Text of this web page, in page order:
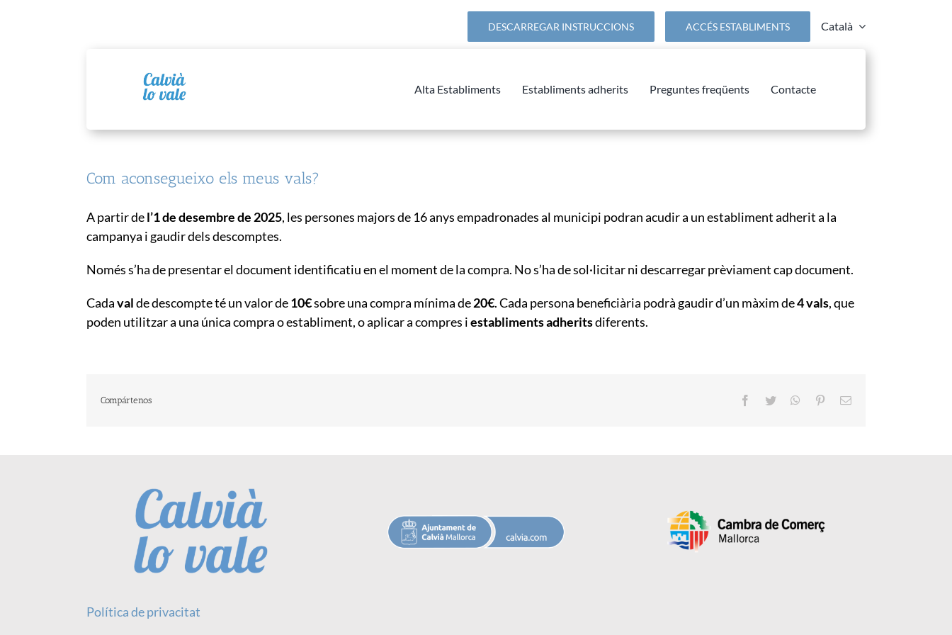
DESCARREGAR INSTRUCCIONS ACCÉS ESTABLIMENTS Català
Alta Establiments Establiments adherits Preguntes freqüents Contacte
Com aconsegueixo els meus vals?
A partir del’1 de desembre de 2025, les persones majors de 16 anys empadronades al municipi podran acudir a un establiment adherit a la
campanya i gaudir dels descomptes.
Només s’ha de presentar el document identificatiu en el moment de la compra. No s’ha de sol·licitar ni descarregar prèviament cap document.
Cadavalde descompte té un valor de10€sobre una compra mínima de20€. Cada persona beneficiària podrà gaudir d’un màxim de4 vals, que
poden utilitzar a una única compra o establiment, o aplicar a compres iestabliments adheritsdiferents.
Compártenos Facebook
Twitter WhatsApp
PinterestEmail
Política de privacitat